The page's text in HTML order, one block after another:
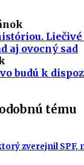
aj ovocný sad
budú k
tému
zverejnil SPF,